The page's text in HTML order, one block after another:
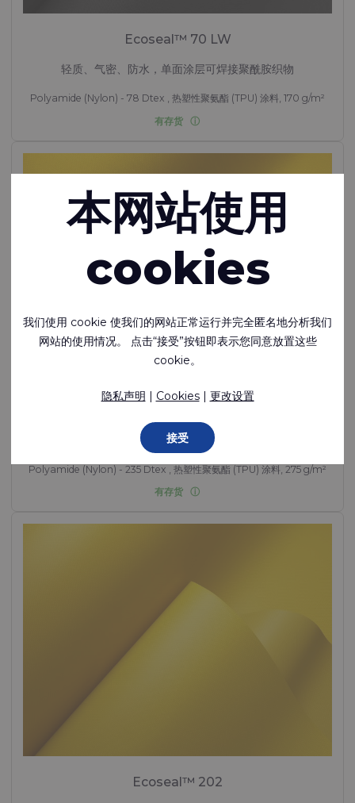
Ecoseal™ 70 LW
轻质、气密、防水，单面涂层可焊接聚酰胺织物
Polyamide (Nylon) - 78 Dtex , 热塑性聚氨酯 (TPU) 涂料, 170 g/m²
有存货
气密性好、可焊接的单面涂层聚酰胺
Polyamide (Nylon) - 235 Dtex , 热塑性聚氨酯 (TPU) 涂料, 275 g/m²
有存货
Ecoseal™ 202
本网站使用
cookies
我们使用 cookie 使我们的网站正常运行并完全匿名地分析我们
网站的使用情况。 点击“接受”按钮即表示您同意放置这些
cookie。
隐私声明 | Cookies| 更改设置
接受